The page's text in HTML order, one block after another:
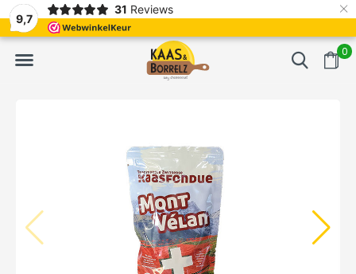
9,7
31 Reviews ×
0
Meistens Lieferung innerhalb von 3 Tagen Gratis bezorgd